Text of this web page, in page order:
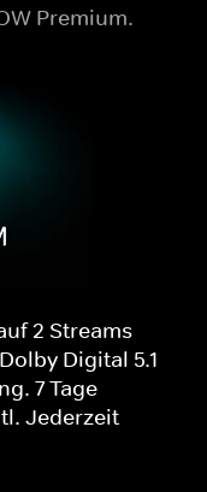
Premium.
2 Streams
Digital 5.1
7 Tage
Jederzeit